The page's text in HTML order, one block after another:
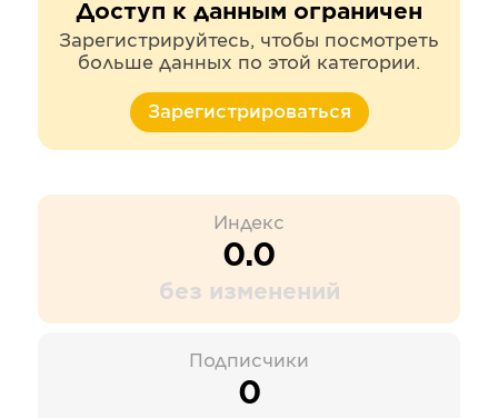
Доступ к данным ограничен
Зарегистрируйтесь, чтобы посмотреть
больше данных по этой категории.
Зарегистрироваться
Индекс
0.0
без изменений
Подписчики
0